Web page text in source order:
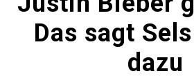
Das sagt
dazu